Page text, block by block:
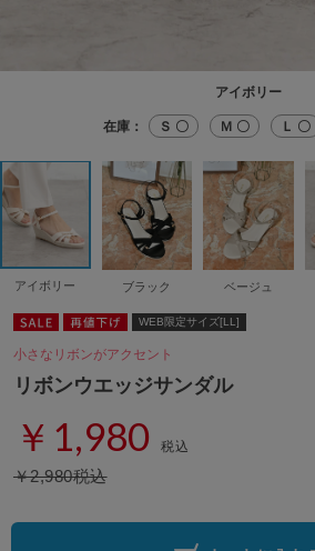
アイボリー
在庫： Ｓ 〇 Ｍ 〇 Ｌ 〇
アイボリー ブラック ベージュ
WEB限定サイズ[LL]
小さなリボンがアクセント
リボンウエッジサンダル
￥1,980 税込
￥2,980税込